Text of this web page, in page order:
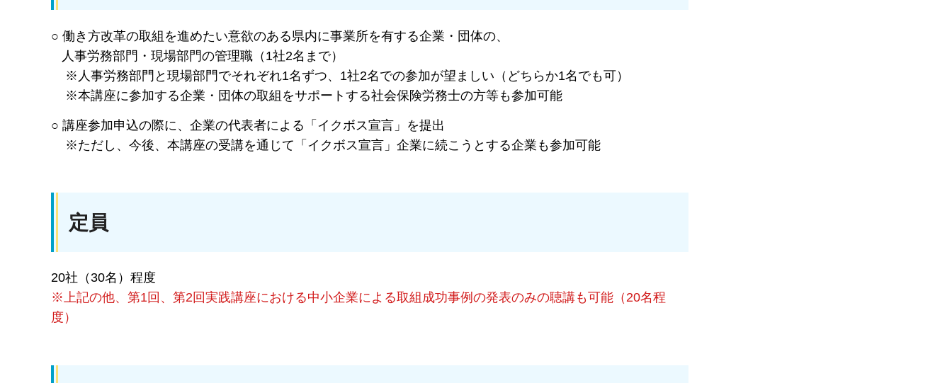
○ 働き方改革の取組を進めたい意欲のある県内に事業所を有する企業・団体の、
人事労務部門・現場部門の管理職（1社2名まで）
※人事労務部門と現場部門でそれぞれ1名ずつ、1社2名での参加が望ましい（どちらか1名でも可）
※本講座に参加する企業・団体の取組をサポートする社会保険労務士の方等も参加可能
○ 講座参加申込の際に、企業の代表者による「イクボス宣言」を提出
※ただし、今後、本講座の受講を通じて「イクボス宣言」企業に続こうとする企業も参加可能
定員
20社（30名）程度
※上記の他、第1回、第2回実践講座における中小企業による取組成功事例の発表のみの聴講も可能（20名程
度）